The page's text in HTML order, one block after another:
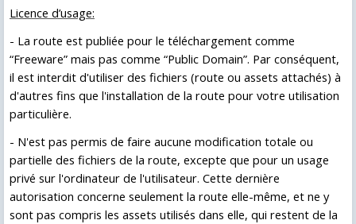
Licence d’usage:
- La route est publiée pour le téléchargement comme
“Freeware” mais pas comme “Public Domain”. Par conséquent,
il est interdit d'utiliser des fichiers (route ou assets attachés) à
d'autres fins que l'installation de la route pour votre utilisation
particulière.
- N'est pas permis de faire aucune modification totale ou
partielle des fichiers de la route, excepte que pour un usage
privé sur l'ordinateur de l'utilisateur. Cette dernière
autorisation concerne seulement la route elle-même, et ne y
sont pas compris les assets utilisés dans elle, qui restent de la